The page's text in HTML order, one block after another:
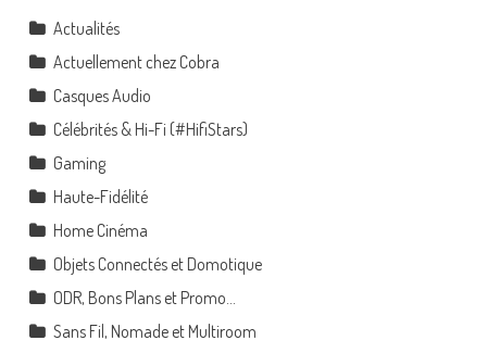
Actualités
Actuellement chez Cobra
Casques Audio
Célébrités & Hi-Fi (#HifiStars)
Gaming
Haute-Fidélité
Home Cinéma
Objets Connectés et Domotique
ODR, Bons Plans et Promo…
Sans Fil, Nomade et Multiroom